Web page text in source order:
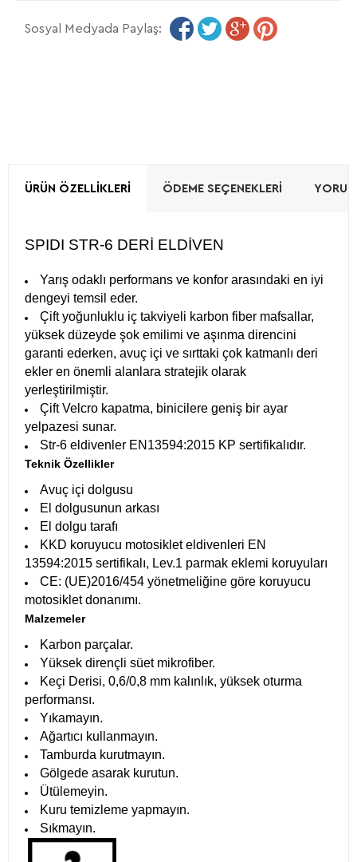
Sosyal Medyada Paylaş:
ÜRÜN ÖZELLIKLERI ÖDEME SEÇENEKLERI
SPIDI STR-6 DERİ ELDİVEN
Yarış odaklı performans ve konfor arasındaki en iyi
dengeyi temsil eder.
Çift yoğunluklu iç takviyeli karbon fiber mafsallar,
yüksek düzeyde şok emilimi ve aşınma direncini
garanti ederken, avuç içi ve sırttaki çok katmanlı deri
ekler en önemli alanlara stratejik olarak
yerleştirilmiştir.
Çift Velcro kapatma, binicilere geniş bir ayar
yelpazesi sunar.
Str-6 eldivenler EN13594:2015 KP sertifikalıdır.
Teknik Özellikler
Avuç içi dolgusu
El dolgusunun arkası
El dolgu tarafı
KKD koruyucu motosiklet eldivenleri EN
13594:2015 sertifikalı, Lev.1 parmak eklemi koruyuları
CE: (UE)2016/454 yönetmeliğine göre koruyucu
motosiklet donanımı.
Malzemeler
Karbon parçalar.
Yüksek dirençli süet mikrofiber.
Keçi Derisi, 0,6/0,8 mm kalınlık, yüksek oturma
performansı.
Yıkamayın.
Ağartıcı kullanmayın.
Tamburda kurutmayın.
Gölgede asarak kurutun.
Ütülemeyin.
Kuru temizleme yapmayın.
Sıkmayın.